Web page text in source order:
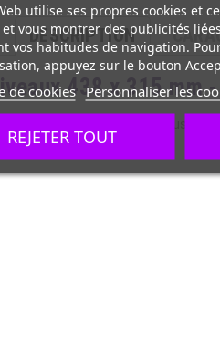
DESCRIPTION
438 x 315 mm -
vous permettent de cuire
utilise ses propres cookies et
et vous montrer des publicités
vos habitudes de navigation.
appuyez sur le bouton
de cookies Personnaliser les
REJETER TOUT